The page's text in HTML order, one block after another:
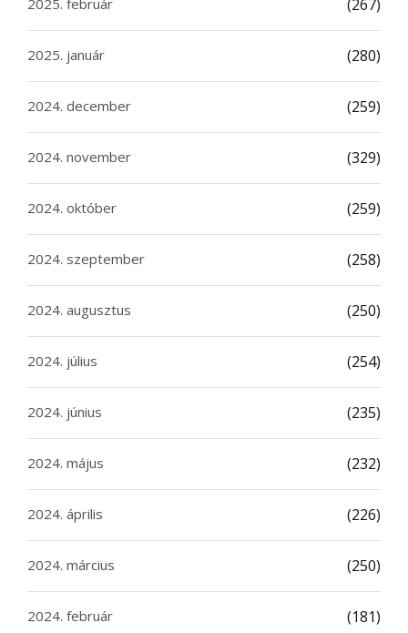
(267)
2025. január (280)
2024. december (259)
2024. november (329)
2024. október (259)
2024. szeptember (258)
2024. augusztus (250)
2024. július (254)
2024. június (235)
2024. május (232)
2024. április (226)
2024. március (250)
2024. február (181)